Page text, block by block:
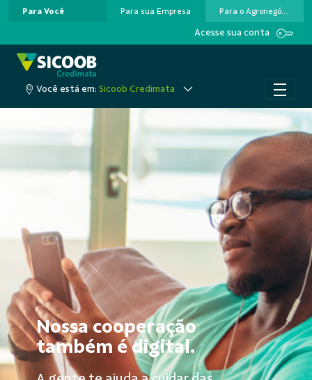
Pular para o Conteúdo principal
Para Você Para sua Empresa Para o Agronegócio
Acesse sua conta
Você está em: Sicoob Credimata
Nossa cooperação
também é digital.